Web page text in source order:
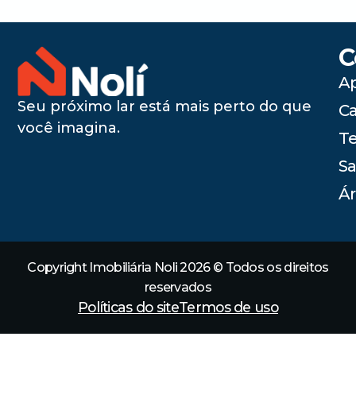
Seu próximo lar está mais perto do que
você imagina.
Copyright Imobiliária Noli 2026 © Todos os direitos
reservados
Políticas do siteTermos de uso